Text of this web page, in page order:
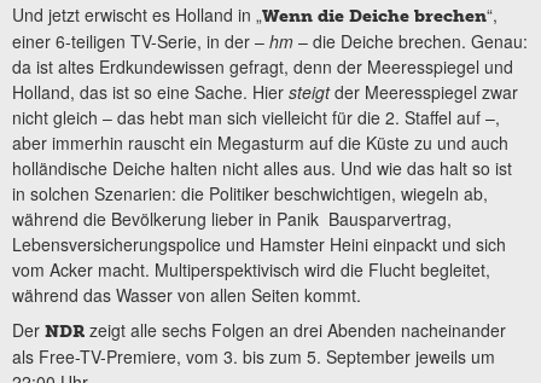
Und jetzt erwischt es Holland in „Wenn die Deiche brechen“,
einer 6-teiligen TV-Serie, in der – hm – die Deiche brechen. Genau:
da ist altes Erdkundewissen gefragt, denn der Meeresspiegel und
Holland, das ist so eine Sache. Hier steigtder Meeresspiegel zwar
nicht gleich – das hebt man sich vielleicht für die 2. Staffel auf –,
aber immerhin rauscht ein Megasturm auf die Küste zu und auch
holländische Deiche halten nicht alles aus. Und wie das halt so ist
in solchen Szenarien: die Politiker beschwichtigen, wiegeln ab,
während die Bevölkerung lieber in Panik Bausparvertrag,
Lebensversicherungspolice und Hamster Heini einpackt und sich
vom Acker macht. Multiperspektivisch wird die Flucht begleitet,
während das Wasser von allen Seiten kommt.
Der NDR zeigt alle sechs Folgen an drei Abenden nacheinander
als Free-TV-Premiere, vom 3. bis zum 5. September jeweils um